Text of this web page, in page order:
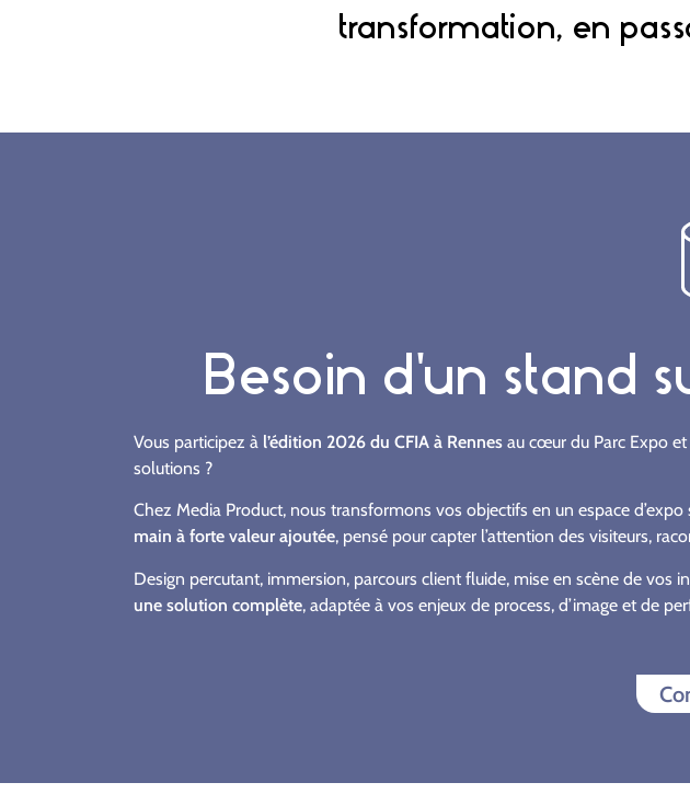
transformation, en
Besoin d'un stand
Vous participez à l’édition 2026 du CFIA à Rennes au cœur du Parc Expo
solutions ?
Chez Media Product, nous transformons vos objectifs en un espace
main à forte valeur ajoutée, pensé pour capter l’attention des visiteurs,
Design percutant, immersion, parcours client fluide, mise en scène de vos
une solution complète, adaptée à vos enjeux de process, d’image et de